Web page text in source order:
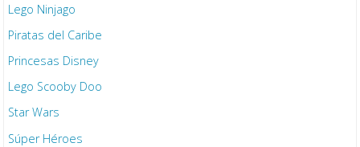
Lego Ninjago
Piratas del Caribe
Princesas Disney
Lego Scooby Doo
Star Wars
Súper Héroes